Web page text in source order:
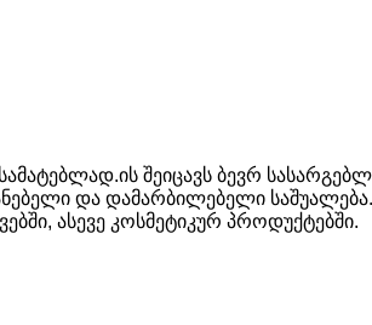
შეიცავს ბევრ
და დამარბილებელი
ასევე კოსმეტიკურ პროდუქტებში.